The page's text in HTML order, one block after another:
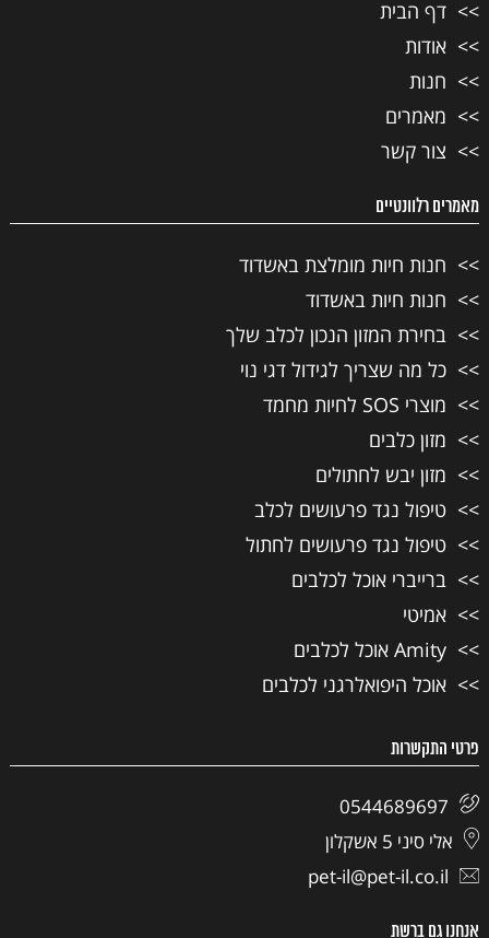
דף הבית
אודות
חנות
מאמרים
צור קשר
מאמרים רלוונטיים
חנות חיות מומלצת באשדוד
חנות חיות באשדוד
בחירת המזון הנכון לכלב שלך
כל מה שצריך לגידול דגי נוי
מוצרי SOS לחיות מחמד
מזון כלבים
מזון יבש לחתולים
טיפול נגד פרעושים לכלב
טיפול נגד פרעושים לחתול
ברייברי אוכל לכלבים
אמיטי
Amity אוכל לכלבים
אוכל היפואלרגני לכלבים
פרטי התקשרות
0544689697
אלי סיני 5 אשקלון
pet-il@pet-il.co.il
אנחנו גם ברשת